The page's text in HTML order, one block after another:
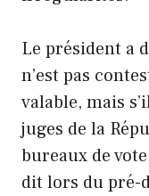
Le président a
n’est pas
valable, mais
juges de la
bureaux de
dit lors du pré-